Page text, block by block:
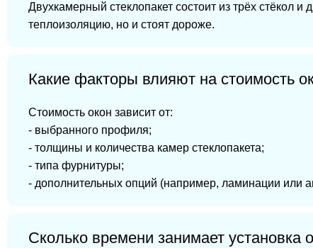
Двухкамерный стеклопакет состоит из трёх стёкол
теплоизоляцию, но и стоят дороже.
Какие факторы влияют на стоимость
Стоимость окон зависит от:
- выбранного профиля;
- толщины и количества камер стеклопакета;
- типа фурнитуры;
- дополнительных опций (например, ламинации или
Сколько времени занимает установка